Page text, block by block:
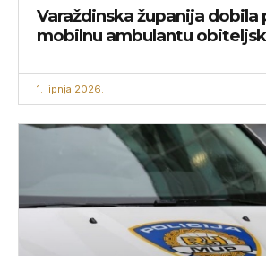
Varaždinska županija dobila
mobilnu ambulantu
1. lipnja 2026.